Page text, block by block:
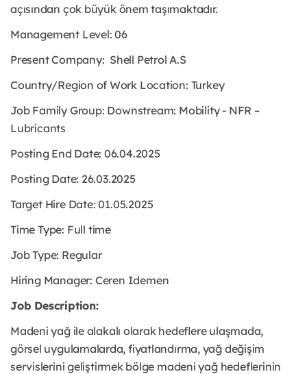
açısından çok büyük önem taşımaktadır.
Management Level: 06
Present Company: Shell Petrol A.S
Country/Region of Work Location: Turkey
Job Family Group: Downstream: Mobility - NFR –
Lubricants
Posting End Date: 06.04.2025
Posting Date: 26.03.2025
Target Hire Date: 01.05.2025
Time Type: Full time
Job Type: Regular
Hiring Manager: Ceren Idemen
Job Description:
Madeni yağ ile alakalı olarak hedeflere ulaşmada,
görsel uygulamalarda, fiyatlandırma, yağ değişim
servislerini geliştirmek bölge madeni yağ hedeflerinin